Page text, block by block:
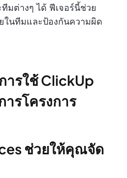
มต่างๆ ได้ ฟีเจอร์นี้ช่วย
ในทีมและป้องกันความผิด
ารใช้ ClickUp
รโครงการ
ช่วยให้คุณจัด